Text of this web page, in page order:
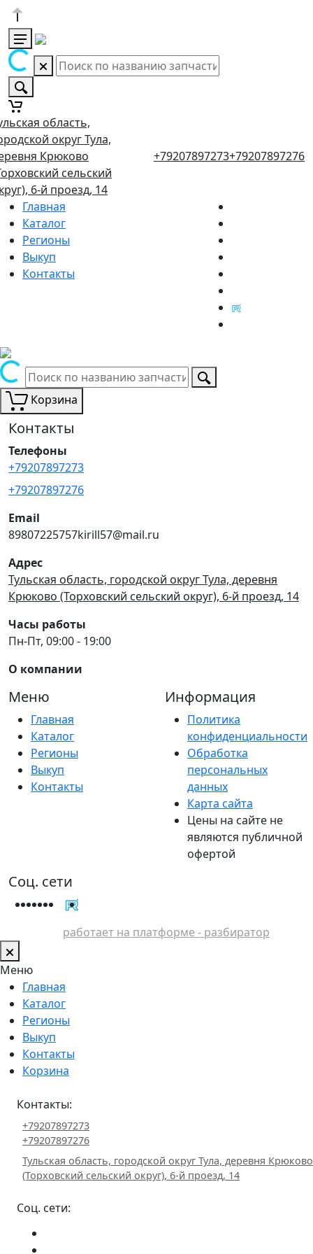
область,
округ Тула,
Крюково
сельский
6-й проезд, 14
+79207897273+79207897276
Главная
Каталог
Регионы
Выкуп
Контакты
Корзина
Контакты
Телефоны
+79207897273
+79207897276
Email
89807225757kirill57@mail.ru
Адрес
Тульская область, городской округ Тула, деревня
Крюково (Торховский сельский округ), 6-й проезд, 14
Часы работы
Пн-Пт, 09:00 - 19:00
О компании
Меню
Главная
Каталог
Регионы
Выкуп
Контакты
Информация
Политика
конфиденциальности
Обработка
персональных
данных
Карта сайта
Цены на сайте не
являются публичной
офертой
Соц. сети
работает на платформе - разбиратор
Меню
Главная
Каталог
Регионы
Выкуп
Контакты
Корзина
Контакты:
+79207897273
+79207897276
Тульская область, городской округ Тула, деревня Крюково
(Торховский сельский округ), 6-й проезд, 14
Соц. сети: